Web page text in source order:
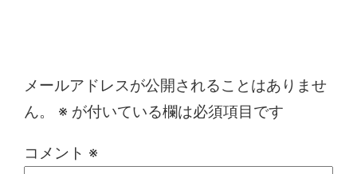
メールアドレスが公開されることはありませ
ん。
※ が付いている欄は必須項目です
コメント ※